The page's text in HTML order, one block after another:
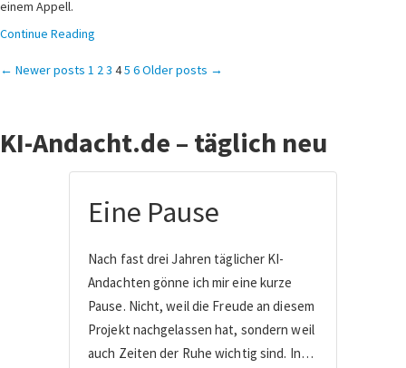
einem Appell.
Continue Reading
Seitennummerierung
Beiträge
← Newer posts 1 23 45 6Older posts →
KI-Andacht.de – täglich neu